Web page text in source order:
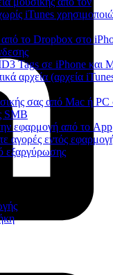
iTunes
το Dropbox στο
Tags σε iPhone και
αρχεία (αρχεία
σας από Mac ή PC
SMB
εφαρμογή από το App
αγορές εντός
εξαργύρωσης